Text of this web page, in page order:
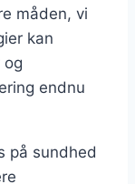
måden, vi
kan
og
endnu
på sundhed